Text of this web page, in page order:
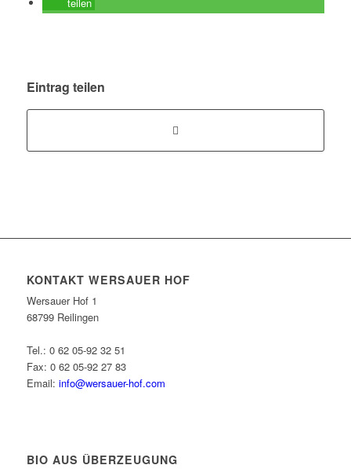
teilen
Eintrag teilen
KONTAKT WERSAUER HOF
Wersauer Hof 1
68799 Reilingen
Tel.: 0 62 05-92 32 51
Fax: 0 62 05-92 27 83
Email: info@wersauer-hof.com
BIO AUS ÜBERZEUGUNG